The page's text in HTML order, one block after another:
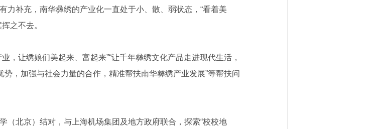
力补充，南华彝绣的产业化一直处于小、散、弱状态，“看着美
之不去。
让绣娘们美起来、富起来”“让千年彝绣文化产品走进现代生活，
势，加强与社会力量的合作，精准帮扶南华彝绣产业发展”等帮扶问
北京）结对，与上海机场集团及地方政府联合，探索“校校地